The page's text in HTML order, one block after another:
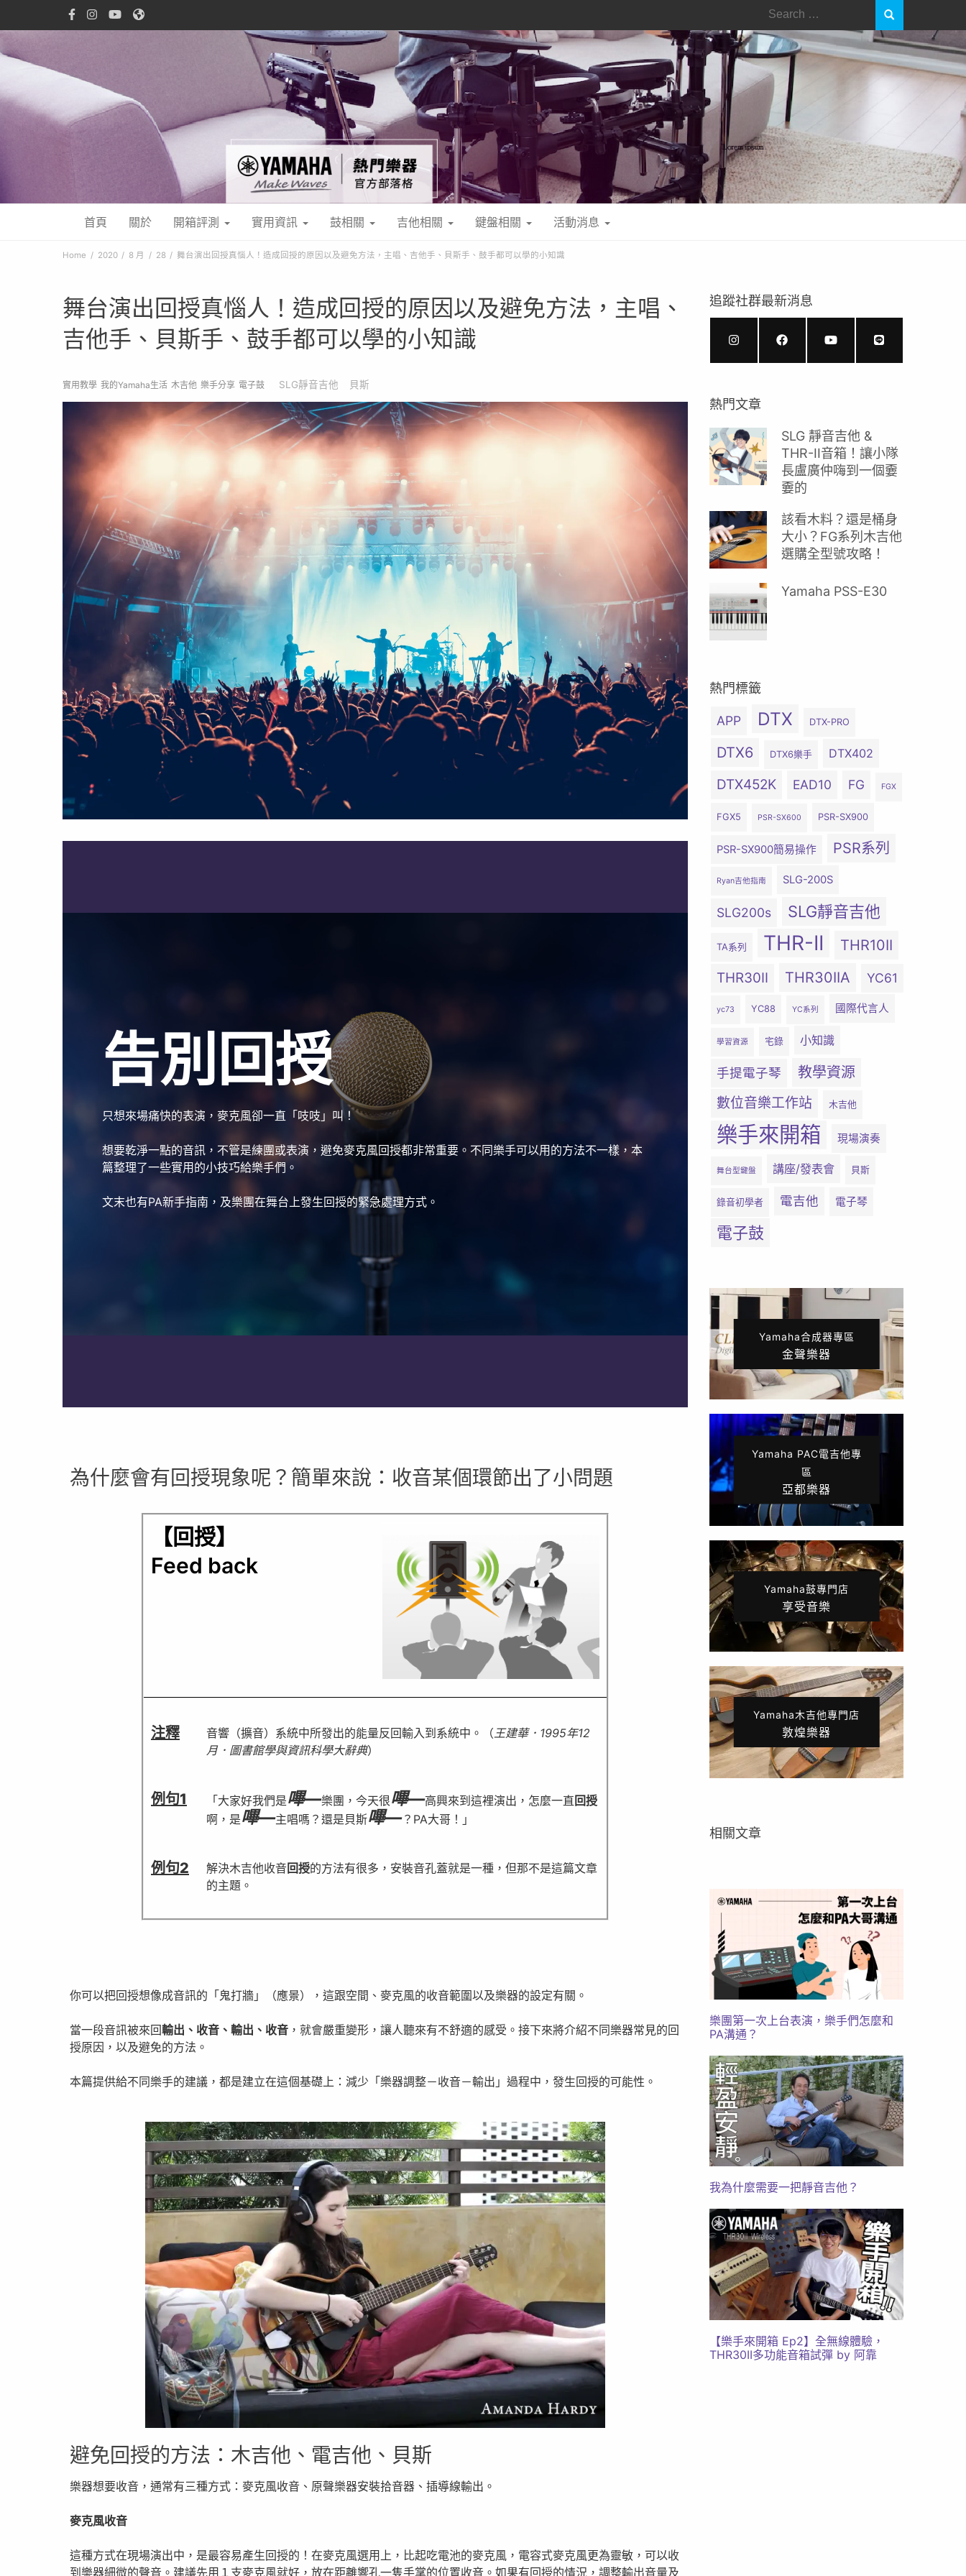
首頁 關於 開箱評測 實用資訊 鼓相關 吉他相關 鍵盤相關 活動消息
Home 2020 8 月 28 舞台演出回授真惱人！造成回授的原因以及避免方法，主唱、吉他手、貝斯手、鼓手都可以學的小知識
舞台演出回授真惱人！造成回授的原因以及避免方法，主唱、
吉他手、貝斯手、鼓手都可以學的小知識
實用教學 我的Yamaha生活 木吉他 樂手分享 電子鼓 SLG靜音吉他 貝斯
告別回授
只想來場痛快的表演，麥克風卻一直「吱吱」叫！
想要乾淨一點的音訊，不管是練團或表演，避免麥克風回授都非常重要。不同樂手可以用的方法不一樣，本
篇整理了一些實用的小技巧給樂手們。
文末也有PA新手指南，及樂團在舞台上發生回授的緊急處理方式。
為什麼會有回授現象呢？簡單來說：收音某個環節出了小問題
【回授】
Feed back
注釋 音響（擴音）系統中所發出的能量反回輸入到系統中。（ 王建華．1995年12
月．圖書館學與資訊科學大辭典）
例句1 「大家好我們是嗶—樂團，今天很嗶—高興來到這裡演出，怎麼一直回授
啊，是嗶—主唱嗎？還是貝斯嗶—？PA大哥！」
例句2 解決木吉他收音回授的方法有很多，安裝音孔蓋就是一種，但那不是這篇文章
的主題。
你可以把回授想像成音訊的「鬼打牆」（應景），這跟空間、麥克風的收音範圍以及樂器的設定有關。
當一段音訊被來回輸出、收音、輸出、收音 ，就會嚴重變形，讓人聽來有不舒適的感受。接下來將介紹不同樂器常見的回
授原因，以及避免的方法。
本篇提供給不同樂手的建議，都是建立在這個基礎上：減少「樂器調整－收音－輸出」過程中，發生回授的可能性。
避免回授的方法：木吉他、電吉他、貝斯
樂器想要收音，通常有三種方式：麥克風收音、原聲樂器安裝拾音器、插導線輸出。
麥克風收音
這種方式在現場演出中，是最容易產生回授的！在麥克風選用上，比起吃電池的麥克風，電容式麥克風更為靈敏，可以收
到樂器細微的聲音。建議先用１支麥克風就好，放在距離響孔一隻手掌的位置收音。如果有回授的情況，調整輸出音量及
追蹤社群最新消息
熱門文章
SLG 靜音吉他 &
THR-II音箱！讓小隊
長盧廣仲嗨到一個嫑
嫑的
該看木料？還是桶身
大小？FG系列木吉他
選購全型號攻略！
Yamaha PSS-E30
熱門標籤
APP DTX DTX-PRO
DTX6 DTX6樂手 DTX402
DTX452K EAD10 FG FGX
FGX5 PSR-SX600 PSR-SX900
PSR-SX900簡易操作 PSR系列
Ryan吉他指南 SLG-200S
SLG200s SLG靜音吉他
TA系列 THR-II THR10II
THR30II THR30IIA YC61
yc73 YC88 YC系列 國際代言人
學習資源 宅錄 小知識
手提電子琴 教學資源
數位音樂工作站 木吉他
樂手來開箱 現場演奏
舞台型鍵盤 講座/發表會 貝斯
錄音初學者 電吉他 電子琴
電子鼓
Yamaha合成器專區
金聲樂器
Yamaha PAC電吉他專
區
亞都樂器
Yamaha鼓專門店
享受音樂
Yamaha木吉他專門店
敦煌樂器
相關文章
樂團第一次上台表演，樂手們怎麼和
PA溝通？
我為什麼需要一把靜音吉他？
【樂手來開箱 Ep2】全無線體驗，
THR30II多功能音箱試彈 by 阿靠